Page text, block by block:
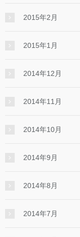
2015年2月
2015年1月
2014年12月
2014年11月
2014年10月
2014年9月
2014年8月
2014年7月